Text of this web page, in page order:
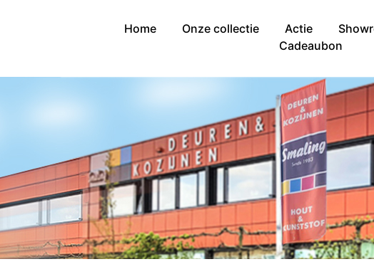
Home Onze collectie Actie
Cadeaubon